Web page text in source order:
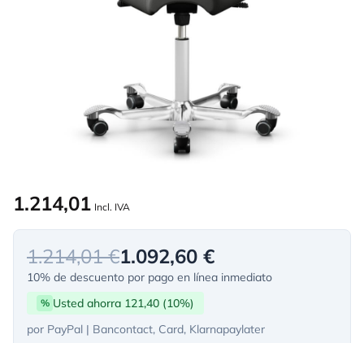
1.214,01 Incl. IVA
1.214,01 €1.092,60 €
10% de descuento por pago en línea inmediato
% Usted ahorra 121,40 (10%)
por PayPal | Bancontact, Card, Klarnapaylater